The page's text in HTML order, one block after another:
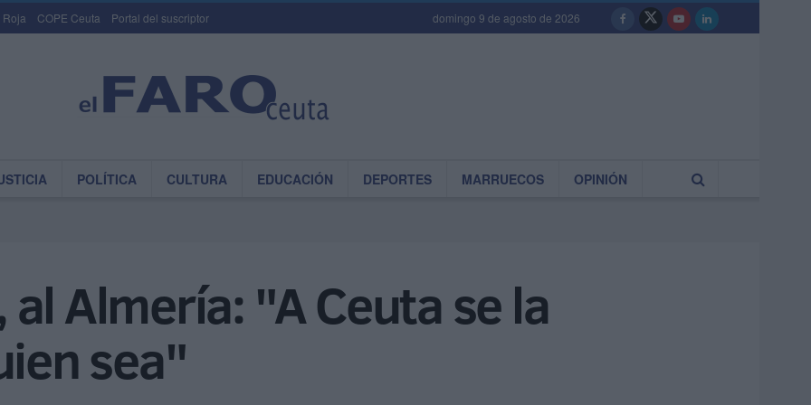
Roja COPE Ceuta Portal del suscriptor domingo 9 de agosto de 2026
POLÍTICA CULTURA EDUCACIÓN DEPORTES MARRUECOS OPINIÓN
Almería: "A Ceuta se la
sea"